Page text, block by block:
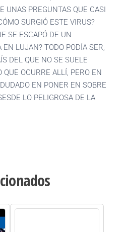
UNAS PREGUNTAS QUE CASI
SURGIÓ ESTE VIRUS?
SE ESCAPÓ DE UN
EN LUJAN? TODO PODÍA SER,
DEL QUE NO SE SUELE
OCURRE ALLÍ, PERO EN
EN PONER EN SOBRE
LO PELIGROSA DE LA